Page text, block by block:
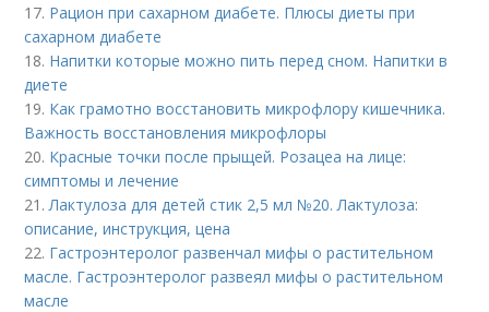
17. Рацион при сахарном диабете. Плюсы диеты при
сахарном диабете
18. Напитки которые можно пить перед сном. Напитки в
диете
19. Как грамотно восстановить микрофлору кишечника.
Важность восстановления микрофлоры
20. Красные точки после прыщей. Розацеа на лице:
симптомы и лечение
21. Лактулоза для детей стик 2,5 мл №20. Лактулоза:
описание, инструкция, цена
22. Гастроэнтеролог развенчал мифы о растительном
масле. Гастроэнтеролог развеял мифы о растительном
масле